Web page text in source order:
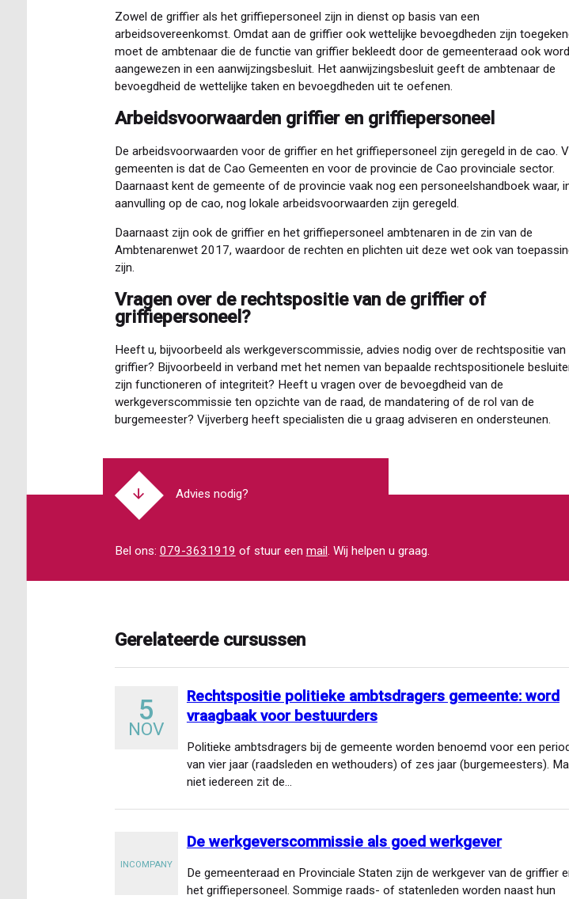
Zowel de griffier als het griffiepersoneel zijn in dienst op basis van een
arbeidsovereenkomst. Omdat aan de griffier ook wettelijke bevoegdheden zijn
moet de ambtenaar die de functie van griffier bekleedt door de gemeenteraad ook
aangewezen in een aanwijzingsbesluit. Het aanwijzingsbesluit geeft de ambtenaar de
bevoegdheid de wettelijke taken en bevoegdheden uit te oefenen.
Arbeidsvoorwaarden griffier en griffiepersoneel
De arbeidsvoorwaarden voor de griffier en het griffiepersoneel zijn geregeld in de cao.
gemeenten is dat de Cao Gemeenten en voor de provincie de Cao provinciale sector.
Daarnaast kent de gemeente of de provincie vaak nog een personeelshandboek waar,
aanvulling op de cao, nog lokale arbeidsvoorwaarden zijn geregeld.
Daarnaast zijn ook de griffier en het griffiepersoneel ambtenaren in de zin van de
Ambtenarenwet 2017, waardoor de rechten en plichten uit deze wet ook van
zijn.
Vragen over de rechtspositie van de griffier of
griffiepersoneel?
Heeft u, bijvoorbeeld als werkgeverscommissie, advies nodig over de rechtspositie van
griffier? Bijvoorbeeld in verband met het nemen van bepaalde rechtspositionele
zijn functioneren of integriteit? Heeft u vragen over de bevoegdheid van de
werkgeverscommissie ten opzichte van de raad, de mandatering of de rol van de
burgemeester? Vijverberg heeft specialisten die u graag adviseren en ondersteunen.
Advies nodig?
Bel ons: 079-3631919 of stuur een mail . Wij helpen u graag.
Gerelateerde cursussen
5
NOV
Rechtspositie politieke ambtsdragers gemeente: word
vraagbaak voor bestuurders
Politieke ambtsdragers bij de gemeente worden benoemd voor een
van vier jaar (raadsleden en wethouders) of zes jaar (burgemeesters).
niet iedereen zit de…
INCOMPANY
De werkgeverscommissie als goed werkgever
De gemeenteraad en Provinciale Staten zijn de werkgever van de griffier
het griffiepersoneel. Sommige raads- of statenleden worden naast hun